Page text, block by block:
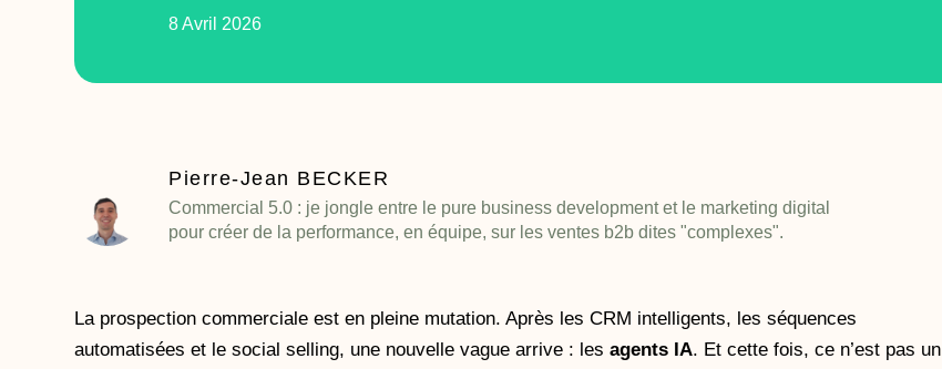
8 Avril 2026
Pierre-Jean BECKER
Commercial 5.0 : je jongle entre le pure business development et le marketing digital
pour créer de la performance, en équipe, sur les ventes b2b dites "complexes".
La prospection commerciale est en pleine mutation. Après les CRM intelligents, les séquences
automatisées et le social selling, une nouvelle vague arrive : lesagents IA. Et cette fois, ce n’est pas un